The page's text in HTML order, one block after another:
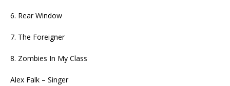
6. Rear Window
7. The Foreigner
8. Zombies In My Class
Alex Falk – Singer